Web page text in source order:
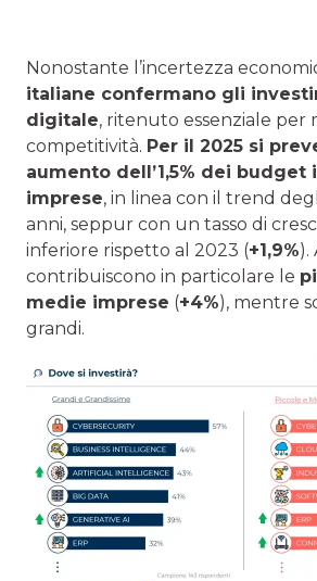
Nonostante l’incertezza
italiane confermano gli
digitale, ritenuto essenziale per
competitività. Per il 2025 si
aumento dell’1,5% dei budget
imprese, in linea con il trend
anni, seppur con un tasso di
inferiore rispetto al 2023 (+1,9%).
contribuiscono in particolare le
medie imprese (+4%), mentre
grandi.